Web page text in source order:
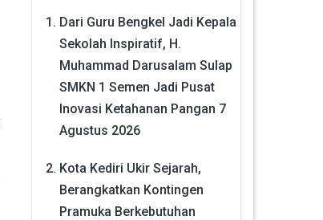
Dari Guru Bengkel Jadi Kepala
Sekolah Inspiratif, H.
Muhammad Darusalam Sulap
SMKN 1 Semen Jadi Pusat
Inovasi Ketahanan Pangan 7
Agustus 2026
Kota Kediri Ukir Sejarah,
Berangkatkan Kontingen
Pramuka Berkebutuhan